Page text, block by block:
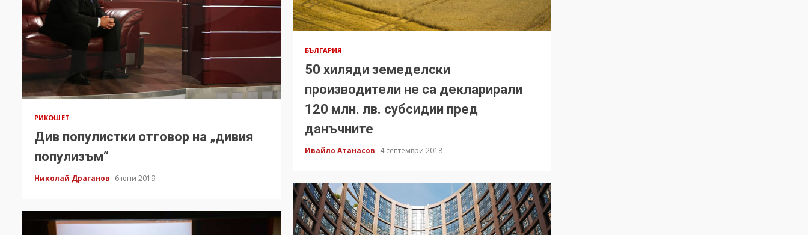
РИКОШЕТ
Див популистки отговор на „дивия
популизъм“
Николай Драганов 6 юни 2019
БЪЛГАРИЯ
50 хиляди земеделски
производители не са декларирали
120 млн. лв. субсидии пред
данъчните
Ивайло Атанасов 4 септември 2018